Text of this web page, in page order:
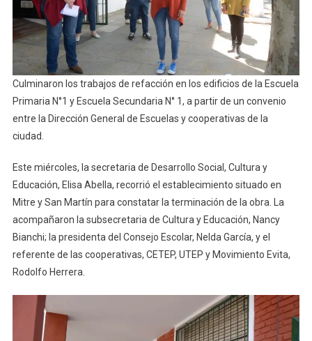
Culminaron los trabajos de refacción en los edificios de la Escuela
Primaria N°1 y Escuela Secundaria N° 1, a partir de un convenio
entre la Dirección General de Escuelas y cooperativas de la
ciudad.
Este miércoles, la secretaria de Desarrollo Social, Cultura y
Educación, Elisa Abella, recorrió el establecimiento situado en
Mitre y San Martín para constatar la terminación de la obra. La
acompañaron la subsecretaria de Cultura y Educación, Nancy
Bianchi; la presidenta del Consejo Escolar, Nelda García, y el
referente de las cooperativas, CETEP, UTEP y Movimiento Evita,
Rodolfo Herrera.